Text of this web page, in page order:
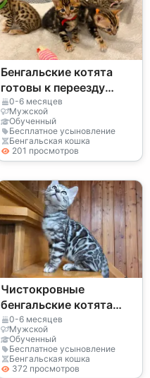
Бенгальские котята
готовы к переезду
прямо сейчас.
0-6 месяцев
Мужской
Обученный
Бесплатное усыновление
Бенгальская кошка
201 просмотров
Чистокровные
бенгальские котята
ищут новый дом.
0-6 месяцев
Мужской
Обученный
Бесплатное усыновление
Бенгальская кошка
372 просмотров